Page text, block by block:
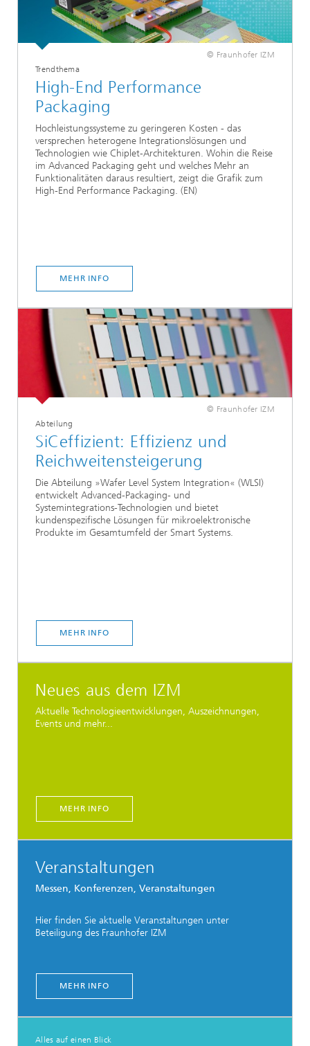
© Fraunhofer IZM
Trendthema
High-End Performance
Packaging
Hochleistungssysteme zu geringeren Kosten - das
versprechen heterogene Integrationslösungen und
Technologien wie Chiplet-Architekturen. Wohin die Reise
im Advanced Packaging geht und welches Mehr an
Funktionalitäten daraus resultiert, zeigt die Grafik zum
High-End Performance Packaging. (EN)
MEHR INFO
© Fraunhofer IZM
Abteilung
SiCeffizient: Effizienz und
Reichweitensteigerung
Die Abteilung »Wafer Level System Integration« (WLSI)
entwickelt Advanced-Packaging- und
Systemintegrations-Technologien und bietet
kundenspezifische Lösungen für mikroelektronische
Produkte im Gesamtumfeld der Smart Systems.
MEHR INFO
Neues aus dem IZM
Aktuelle Technologieentwicklungen, Auszeichnungen,
Events und mehr...
MEHR INFO
Veranstaltungen
Messen, Konferenzen, Veranstaltungen
Hier finden Sie aktuelle Veranstaltungen unter
Beteiligung des Fraunhofer IZM
MEHR INFO
Alles auf einen Blick